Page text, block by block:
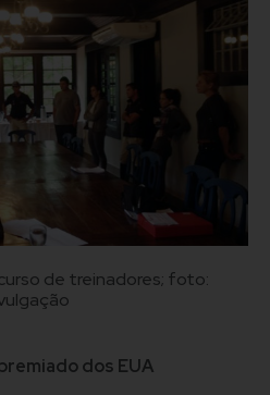
de treinadores; foto:
dos EUA